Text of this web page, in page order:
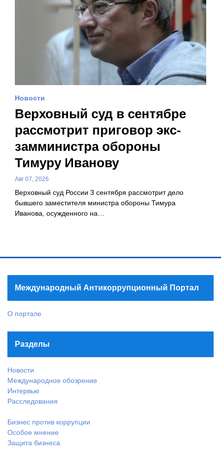
Новости
Верховный суд в сентябре
рассмотрит приговор экс-
замминистра обороны
Тимуру Иванову
Авг 07, 2026
Верховный суд России 3 сентября рассмотрит дело
бывшего заместителя министра обороны Тимура
Иванова, осужденного на…
Международный Антикоррупционный Портал
О портале
Разделы
Новости
Международное обозрение
Интервью
Расследования
Бизнес против коррупции
Особое мнение
Защита бизнеса